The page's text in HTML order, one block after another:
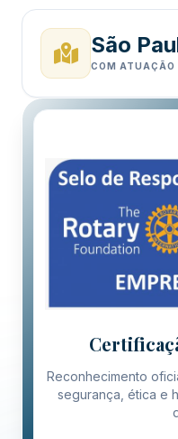
São
COM ATUAÇÃO
Reconhecimento
segurança, ética e